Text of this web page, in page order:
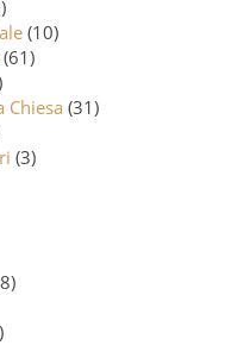
(10)
(61)
Chiesa (31)
(3)